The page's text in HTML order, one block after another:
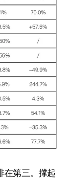
在第三。撑起